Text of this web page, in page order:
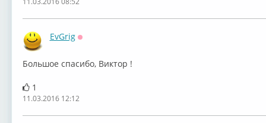
EvGrig
Большое спасибо, Виктор !
1
11.03.2016 12:12